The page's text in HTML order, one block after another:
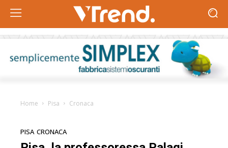
Home Pisa Cronaca
PISA CRONACA